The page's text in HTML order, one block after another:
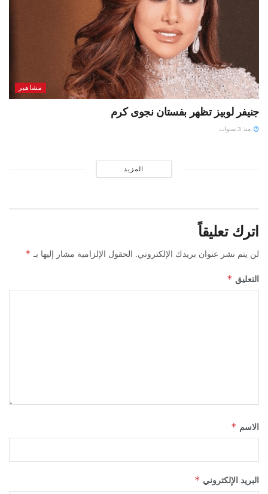
مشاهير
جنيفر لوبيز تظهر بفستان نجوى كرم
منذ 3 سنوات
المزيد
اترك تعليقاً
لن يتم نشر عنوان بريدك الإلكتروني. الحقول الإلزامية مشار إليها بـ *
التعليق *
الاسم *
البريد الإلكتروني *